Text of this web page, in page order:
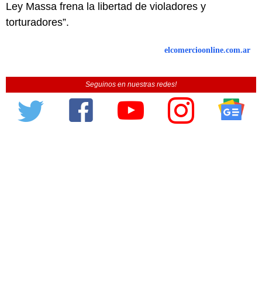
Ley Massa frena la libertad de violadores y
torturadores”.
elcomercioonline.com.ar
Seguinos en nuestras redes!